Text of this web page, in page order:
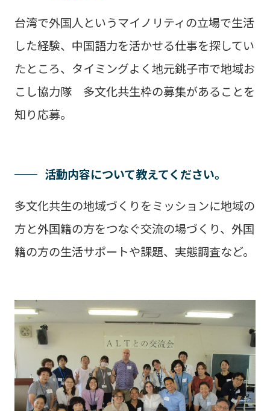
台湾で外国人というマイノリティの立場で生活
した経験、中国語力を活かせる仕事を探してい
たところ、タイミングよく地元銚子市で地域お
こし協力隊 多文化共生枠の募集があることを
知り応募。
活動内容について教えてください。
多文化共生の地域づくりをミッションに地域の
方と外国籍の方をつなぐ交流の場づくり、外国
籍の方の生活サポートや課題、実態調査など。